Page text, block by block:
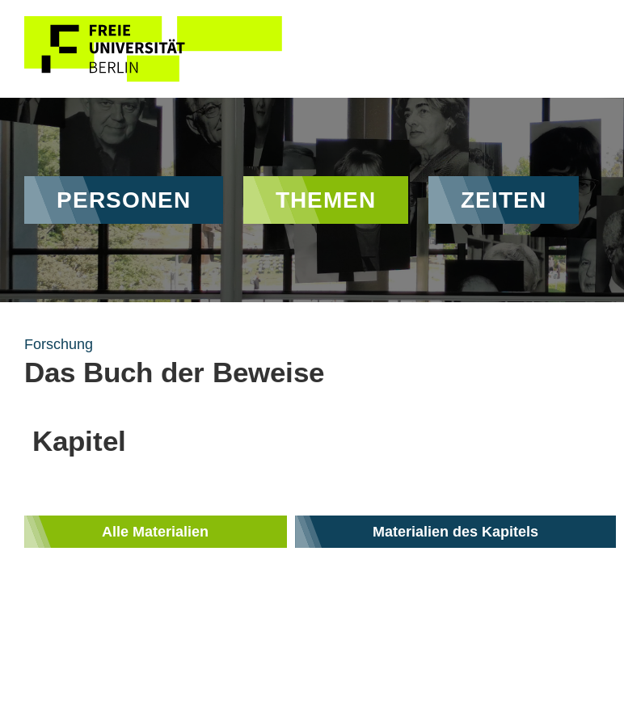
Hauptnavigation
PERSONEN THEMEN ZEITEN
Forschung
Das Buch der Beweise
Kapitel
Alle Materialien Materialien des Kapitels